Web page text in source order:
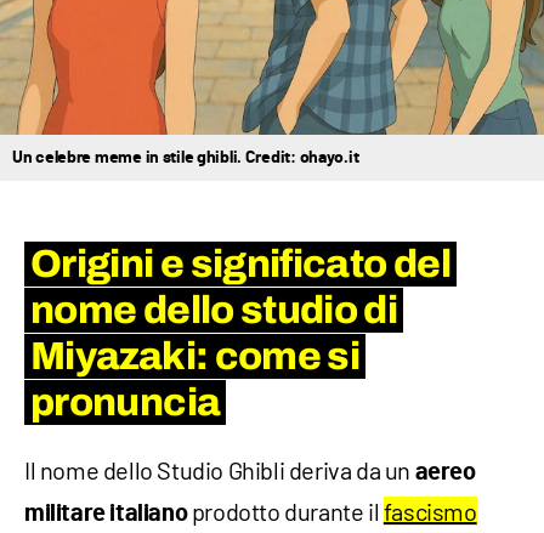
Un celebre meme in stile ghibli. Credit: ohayo.it
Origini e significato del
nome dello studio di
Miyazaki: come si
pronuncia
Il nome dello Studio Ghibli deriva da un aereo
militare italianoprodotto durante il fascismo